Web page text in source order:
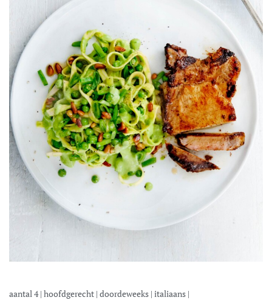
aantal 4| hoofdgerecht | doordeweeks | italiaans |